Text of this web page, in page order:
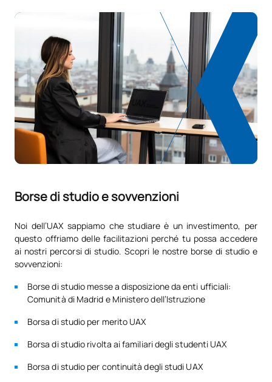
TOTALE:
Elenco delle materie opzionali
SOGGETTI ANNUALI
Codice Soggetti Carattere* ECTS
V0130607
Introduzione all'inglese
professionale (GS)
OP
V0230617
Estensione della
TOTALE: 5
*Carattere: FB:Formazione di base, Ob: Obbligatorio, Op:
Opzionale
Borse di studio e sovvenzioni
Noi dell’UAX sappiamo che studiare è un investimento, per
questo offriamo delle facilitazioni perché tu possa accedere
ai nostri percorsi di studio. Scopri le nostre borse di studio e
sovvenzioni:
Borse di studio messe a disposizione da enti ufficiali:
Comunità di Madrid e Ministero dell’Istruzione
Borsa di studio per merito UAX
Borsa di studio rivolta ai familiari degli studenti UAX
Borsa di studio per continuità degli studi UAX